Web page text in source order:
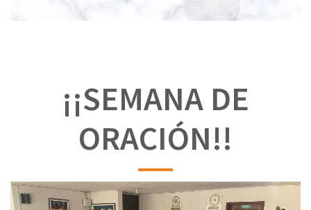
¡¡SEMANA DE
ORACIÓN!!